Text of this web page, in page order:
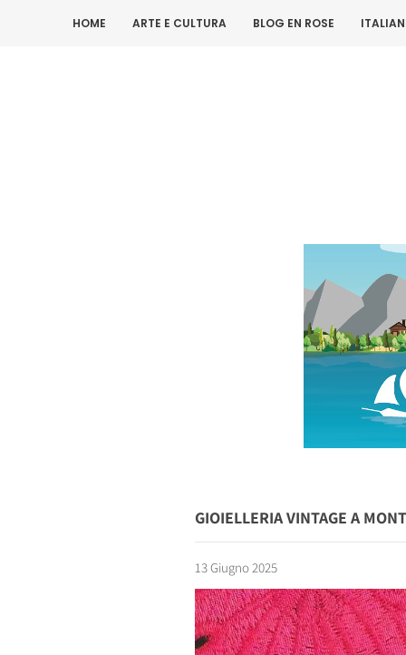
HOME ARTE E CULTURA BLOG EN ROSE
GIOIELLERIA VINTAGE A
13 Giugno 2025